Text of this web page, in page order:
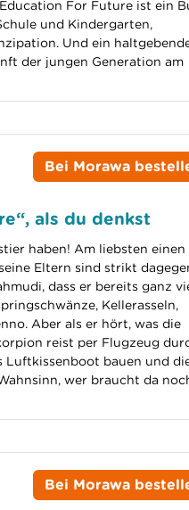
For Future ist ein
und Kindergarten,
Und ein
der jungen Generation am
Bei Morawa
als du denkst
haben! Am liebsten einen
Eltern sind strikt
dass er bereits ganz
Kellerasseln,
Aber als er hört, was die
reist per Flugzeug
Luftkissenboot bauen und
wer braucht da
Bei Morawa